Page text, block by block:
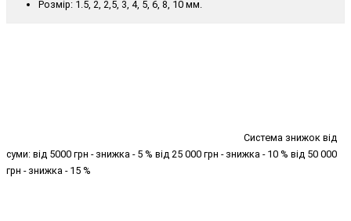
Розмір: 1.5, 2, 2,5, 3, 4, 5, 6, 8, 10 мм.
Система знижок від
суми: від 5000 грн - знижка - 5 % від 25 000 грн - знижка - 10 % від 50 000
грн - знижка - 15 %